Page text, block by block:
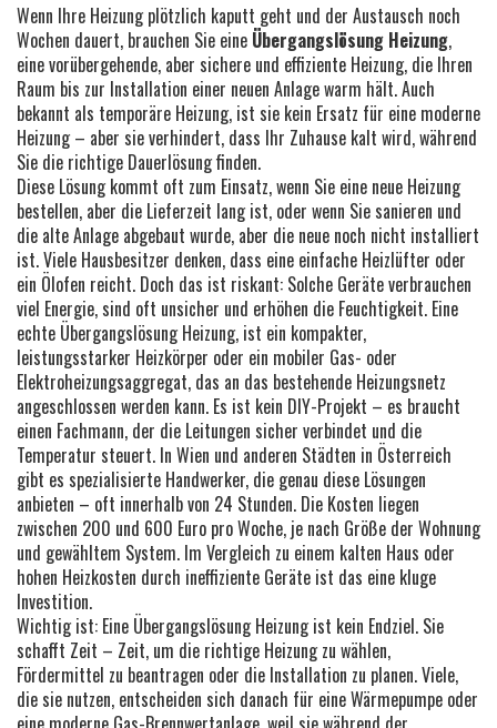
Wenn Ihre Heizung plötzlich kaputt geht und der Austausch noch
Wochen dauert, brauchen Sie eine Übergangslösung Heizung,
eine vorübergehende, aber sichere und effiziente Heizung, die Ihren
Raum bis zur Installation einer neuen Anlage warm hält. Auch
bekannt als temporäre Heizung, ist sie kein Ersatz für eine moderne
Heizung – aber sie verhindert, dass Ihr Zuhause kalt wird, während
Sie die richtige Dauerlösung finden.
Diese Lösung kommt oft zum Einsatz, wenn Sie eine neue Heizung
bestellen, aber die Lieferzeit lang ist, oder wenn Sie sanieren und
die alte Anlage abgebaut wurde, aber die neue noch nicht installiert
ist. Viele Hausbesitzer denken, dass eine einfache Heizlüfter oder
ein Ölofen reicht. Doch das ist riskant: Solche Geräte verbrauchen
viel Energie, sind oft unsicher und erhöhen die Feuchtigkeit. Eine
echte Übergangslösung Heizung, ist ein kompakter,
leistungsstarker Heizkörper oder ein mobiler Gas- oder
Elektroheizungsaggregat, das an das bestehende Heizungsnetz
angeschlossen werden kann. Es ist kein DIY-Projekt – es braucht
einen Fachmann, der die Leitungen sicher verbindet und die
Temperatur steuert. In Wien und anderen Städten in Österreich
gibt es spezialisierte Handwerker, die genau diese Lösungen
anbieten – oft innerhalb von 24 Stunden. Die Kosten liegen
zwischen 200 und 600 Euro pro Woche, je nach Größe der Wohnung
und gewähltem System. Im Vergleich zu einem kalten Haus oder
hohen Heizkosten durch ineffiziente Geräte ist das eine kluge
Investition.
Wichtig ist: Eine Übergangslösung Heizung ist kein Endziel. Sie
schafft Zeit – Zeit, um die richtige Heizung zu wählen,
Fördermittel zu beantragen oder die Installation zu planen. Viele,
die sie nutzen, entscheiden sich danach für eine Wärmepumpe oder